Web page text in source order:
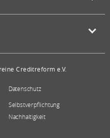
Creditreform e.V.
Datenschutz
Selbstverpflichtung
Nachhaltigkeit